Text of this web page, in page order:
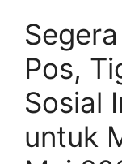
Pos,
Sosial
untuk